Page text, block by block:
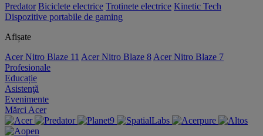
Predator Biciclete electrice Trotinete electrice Kinetic Tech
Dispozitive portabile de gaming
Afișate
Acer Nitro Blaze 11 Acer Nitro Blaze 8 Acer Nitro Blaze 7
Profesionale
Educație
Asistenţă
Evenimente
Mărci Acer